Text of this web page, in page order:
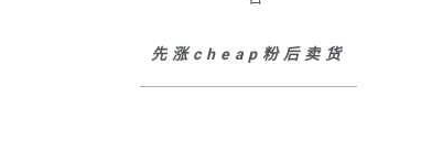
先涨cheap粉后卖货